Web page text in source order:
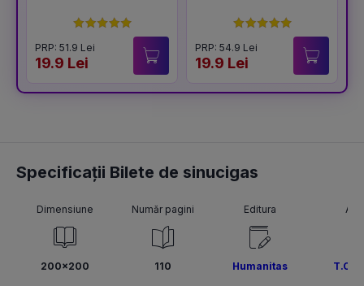
PRP: 51.9 Lei
19.9 Lei
PRP: 54.9 Lei
19.9 Lei
Specificații Bilete de sinucigas
Dimensiune
200x200
Număr pagini
110
Editura
Humanitas T.O.